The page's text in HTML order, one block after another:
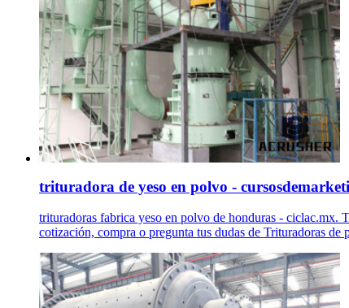
trituradora de yeso en polvo -
trituradoras fabrica yeso en polvo de honduras - ciclac.mx.
cotización, compra o pregunta tus dudas de Trituradoras